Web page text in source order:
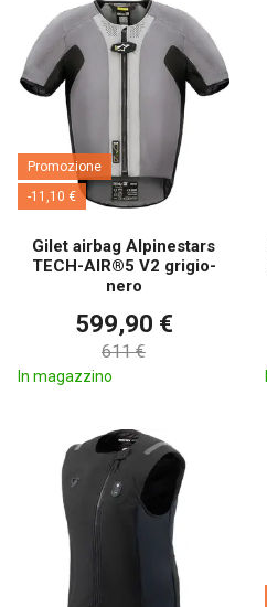
Promozione
-11,10 €
Gilet airbag Alpinestars
TECH-AIR®5 V2 grigio-
nero
599,90 €
611 €
In magazzino